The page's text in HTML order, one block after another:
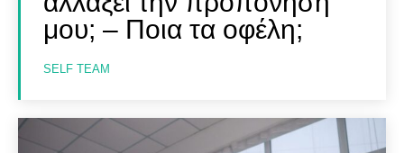
Αναζήτηση
Αναζήτηση
μου; – Ποια τα οφέλη;
SELF TEAM